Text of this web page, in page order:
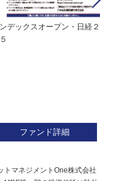
デックスオープン・日経２
ファンド詳細
マネジメントOne株式会社